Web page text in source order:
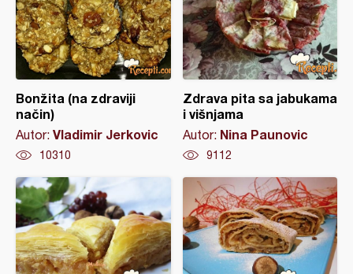
Bonžita (na zdraviji
način)
Autor: Vladimir Jerkovic
10310
Zdrava pita sa jabukama
i višnjama
Autor: Nina Paunovic
9112